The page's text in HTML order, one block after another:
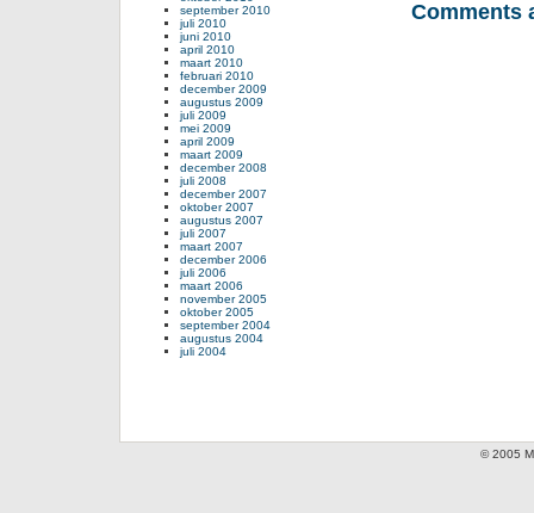
Comments
september 2010
juli 2010
juni 2010
april 2010
maart 2010
februari 2010
december 2009
augustus 2009
juli 2009
mei 2009
april 2009
maart 2009
december 2008
juli 2008
december 2007
oktober 2007
augustus 2007
juli 2007
maart 2007
december 2006
juli 2006
maart 2006
november 2005
oktober 2005
september 2004
augustus 2004
juli 2004
© 2005